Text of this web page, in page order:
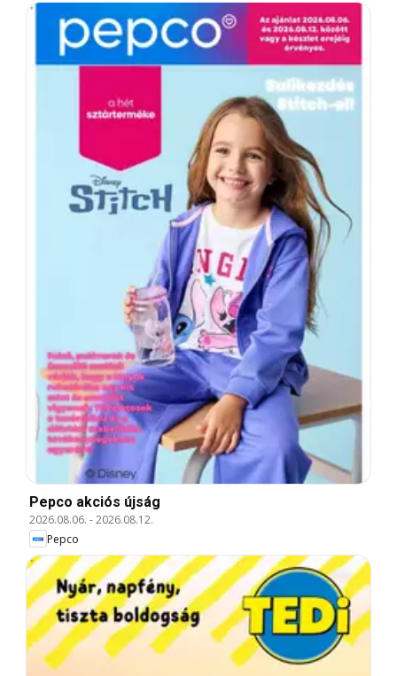
Pepco akciós újság
2026.08.06. -2026.08.12.
Pepco